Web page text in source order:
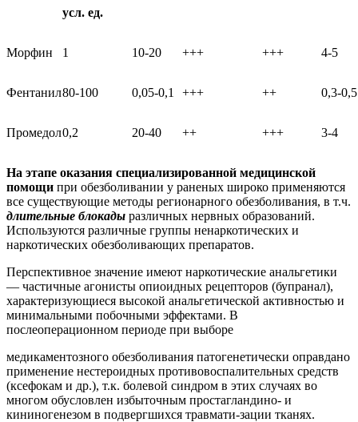
усл. ед.
Морфин 1 10-20 +++ +++ 4-5
Фентанил80-100 0,05-0,1 +++ ++ 0,3-0,5
Промедол0,2 20-40 ++ +++ 3-4
На этапе оказания специализированной медицинской
помощи при обезболивании у раненых широко применяются
все существующие методы регионарного обезболивания, в т.ч.
длительные блокады различных нервных образований.
Используются различные группы ненаркотических и
наркотических обезболивающих препаратов.
Перспективное значение имеют наркотические анальгетики
— частичные агонисты опиоидных рецепторов (бупранал),
характеризующиеся высокой анальгетической активностью и
минимальными побочными эффектами. В
послеоперационном периоде при выборе
медикаментозного обезболивания патогенетически оправдано
применение нестероидных противовоспалительных средств
(ксефокам и др.), т.к. болевой синдром в этих случаях во
многом обусловлен избыточным простагландино- и
кининогенезом в подвергшихся травмати-зации тканях.